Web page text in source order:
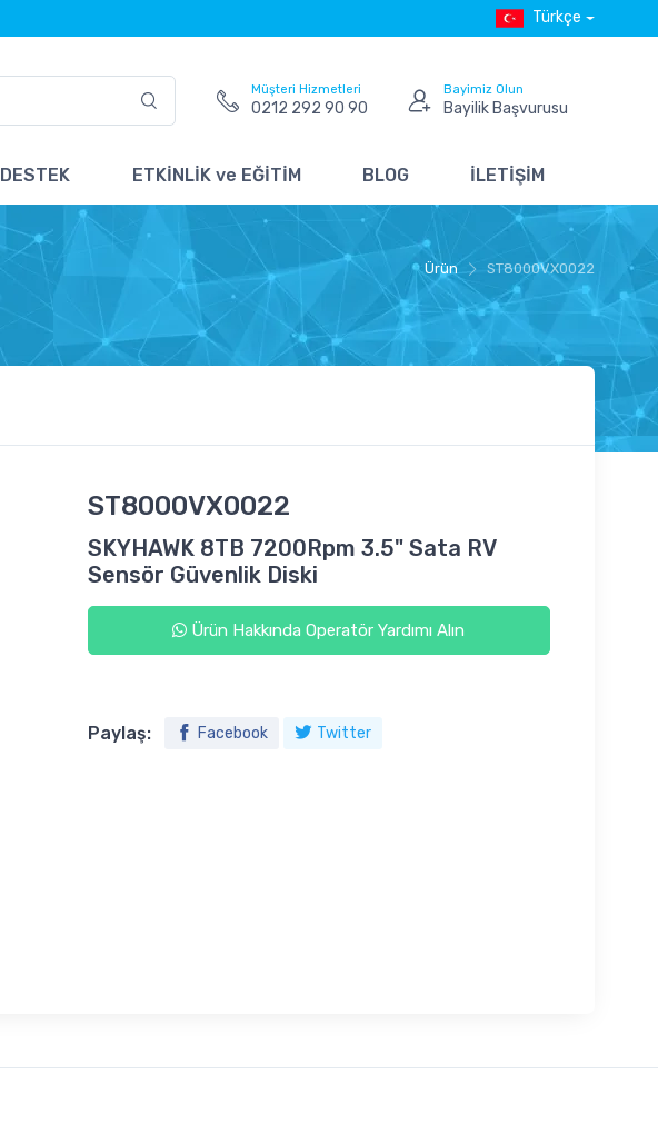
Türkçe
Müşteri Hizmetleri
0212 292 90 90
Bayimiz Olun
Bayilik Başvurusu
DESTEK ETKİNLİK ve EĞİTİM BLOG İLETİŞİM
Ürün ST8000VX0022
ST8000VX0022
SKYHAWK 8TB 7200Rpm 3.5" Sata RV
Sensör Güvenlik Diski
Ürün Hakkında Operatör Yardımı Alın
Paylaş: Facebook Twitter